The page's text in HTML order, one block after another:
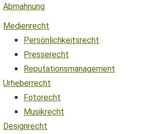
Abmahnung
Medienrecht
Persönlichkeitsrecht
Presserecht
Reputationsmanagement
Urheberrecht
Fotorecht
Musikrecht
Designrecht